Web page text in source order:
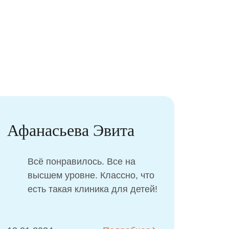
Косаковская Алиса
Благодарю всех сотрудников
клиники, которые с нами
сотрудничали. Приветливые